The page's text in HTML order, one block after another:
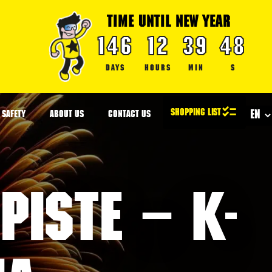
TIME UNTIL NEW YEAR
146
DAYS
12
HOURS
39
MIN
47
S
SAFETY ABOUT US CONTACT US
– K-